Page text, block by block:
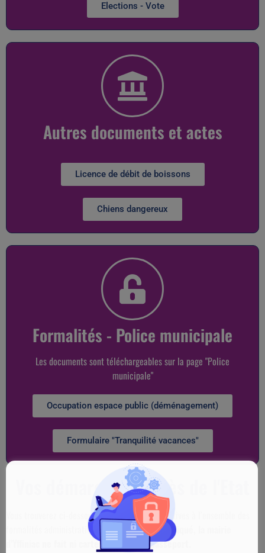
Elections - Vote
Autres documents et actes
Licence de débit de boissons
Chiens dangereux
Formalités - Police municipale
Les documents sont téléchargeables sur la page "Police
municipale"
Occupation espace public (déménagement)
Formulaire "Tranquilité vacances"
Vos démarches auprès de l'Etat
Vous trouverez ci-dessous, les informations relatives à l’ensemble des
formalités administratives de l’Etat.Comme indiqué, la mairie
d’Yffiniac ne fait ni carte d’identité ni passeport.